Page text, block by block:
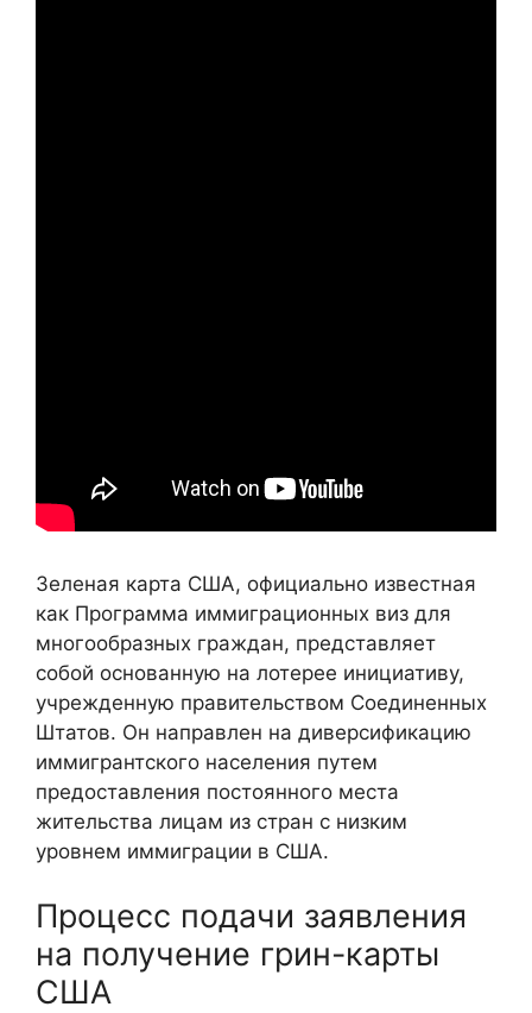
Зеленая карта США, официально известная
как Программа иммиграционных виз для
многообразных граждан, представляет
собой основанную на лотерее инициативу,
учрежденную правительством Соединенных
Штатов. Он направлен на диверсификацию
иммигрантского населения путем
предоставления постоянного места
жительства лицам из стран с низким
уровнем иммиграции в США.
Процесс подачи заявления
на получение грин-карты
США